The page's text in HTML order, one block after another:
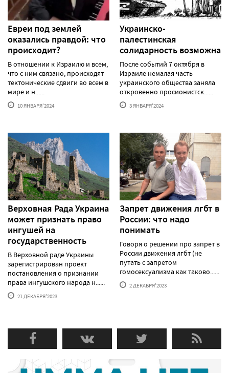
Евреи под землей
оказались правдой: что
происходит?
В отношении к Израилю и всем,
что с ним связано, происходят
тектонические сдвиги во всем в
мире и н......
10 ЯНВАРЯ'2024
Украинско-
палестинская
солидарность возможна
После событий 7 октября в
Израиле немалая часть
украинского общества заняла
откровенно просионистск......
3 ЯНВАРЯ'2024
Верховная Рада Украина
может признать право
ингушей на
государственность
В Верховной раде Украины
зарегистрирован проект
постановления о признании
права ингушского народа н......
21 ДЕКАБРЯ'2023
Запрет движения лгбт в
России: что надо
понимать
Говоря о решении про запрет в
России движения лгбт (не
путать с запретом
гомосексуализма как таково......
2 ДЕКАБРЯ'2023